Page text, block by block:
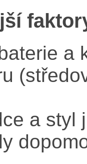
a
a styl